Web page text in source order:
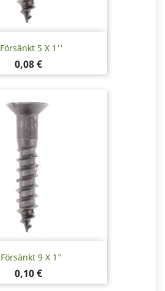
Försänkt 5 X 1''
Pris
0,08 €
Försänkt 9 X 1"
Pris
0,10 €